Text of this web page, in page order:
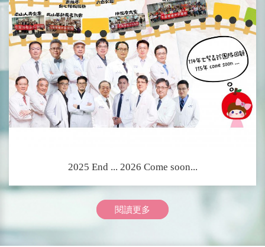
2025 End ... 2026 Come soon...
閱讀更多